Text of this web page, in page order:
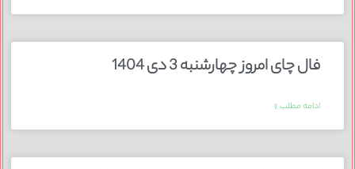
فال چای امروز چهارشنبه 3 دی 1404
ادامه مطلب »